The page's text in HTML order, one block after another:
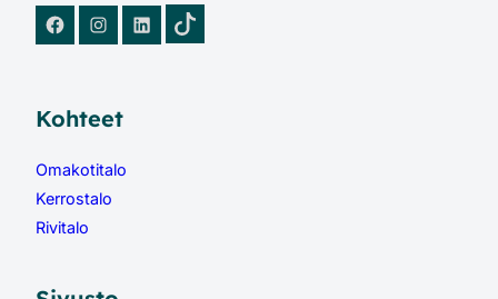
FacebookInstagramLinkedInTikTok
Kohteet
Omakotitalo
Kerrostalo
Rivitalo